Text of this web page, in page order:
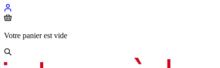
Votre panier est vide